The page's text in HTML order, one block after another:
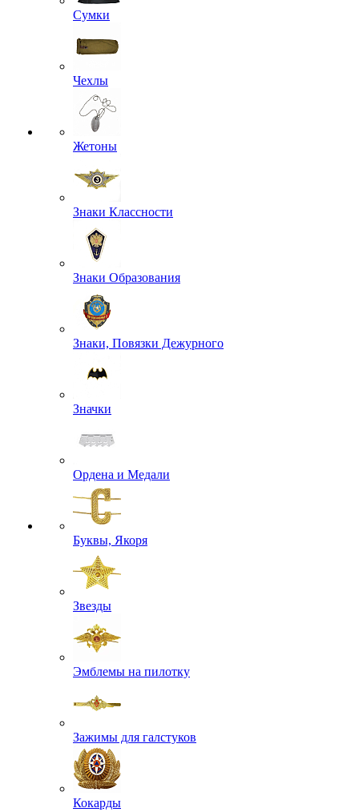
Сумки
Чехлы
Жетоны
Знаки Классности
Знаки Образования
Знаки, Повязки Дежурного
Значки
Ордена и Медали
Буквы, Якоря
Звезды
Эмблемы на пилотку
Зажимы для галстуков
Кокарды